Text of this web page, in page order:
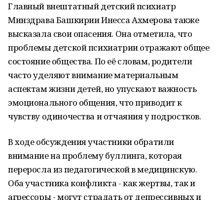
Главный внештатный детский психиатр
Минздрава Башкирии Инесса Ахмерова также
высказала свои опасения. Она отметила, что
проблемы детской психиатрии отражают общее
состояние общества. По её словам, родители
часто уделяют внимание материальным
аспектам жизни детей, но упускают важность
эмоционального общения, что приводит к
чувству одиночества и отчаяния у подростков.
В ходе обсуждения участники обратили
внимание на проблему буллинга, которая
переросла из педагогической в медицинскую.
Оба участника конфликта - как жертвы, так и
агрессоры - могут страдать от депрессивных и